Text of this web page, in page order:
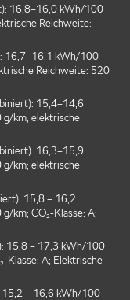
16,8–16,0 kWh/100
Reichweite:
16,7–16,1 kWh/100
Reichweite: 520
15,4–14,6
g/km; elektrische
16,3–15,9
g/km; elektrische
15,8 – 16,2
km; CO₂-Klasse: A;
15,8 – 17,3 kWh/100
Klasse: A; Elektrische
15,2 – 16,6 kWh/100